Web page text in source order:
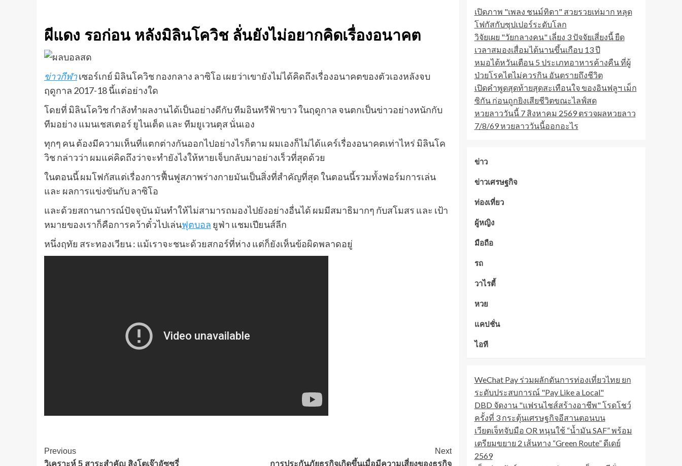
ผีแดง รอก่อน หลังมิลินโควิช ลั่นยังไม่อยากคิดเรื่องอนาคต
ข่าวกีฬาเซอร์เกย์ มิลินโควิช กองกลาง ลาซิโอ เผยว่าเขายังไม่ได้คิดถึงเรื่องอนาคตของตัวเองหลังจบ
ฤดูกาล 2017-18 นี้แต่อย่างใด
โดยที่ มิลินโควิช กำลังทำผลงานได้เป็นอย่างดีกับ ทีมอินทรีฟ้าขาว ในฤดูกาล จน​ตกเป็นข่าวอย่างหนักกับ
ทีมอย่าง แมนเชสเตอร์ ยูไนเต็ด และ ทีมยูเวนตุส นั่นเอง
ทุกๆ คน ต้องมีความเห็นที่แตกต่างกันออกไปอย่างไรก็ตาม ผมเองก็ไม่ได้แคร์เรื่องอนาคตเท่าไหร่ มิลินโค
วิช กล่าวว่า ผมแค่คิดถึงว่าจะทำยังไงให้หายเจ็บกลับมาอย่างเร็วที่สุดด้วย
ในตอนนี้ ผมโฟกัสแต่เรื่องการฟื้นฟูสภาพร่างกายมันเป็นสิ่งที่สำคัญที่สุด ในตอนนี้รวมทั้งฟอร์มการเล่น
และ ผลการแข่งขันกับ ลาซิโอ
และด้วยสถานการณ์ปัจจุบัน มันทำให้ไม่สามารถมองไปยังอย่างอื่นได้ ผมมีสมาธิมากๆ กับสโมสร และ เป้า
หมายของเราก็คือการคว้าตั๋วไปเล่นฟุตบอล ยูฟ่า แชมเปียนส์ลีก
หนึ่งฤทัย สระทองเวียน : แม้เราจะชนะด้วยสกอร์ที่ห่าง แต่ก็ยังเห็นข้อผิดพลาดอยู่
Post
Previous
วิเคราะห์ 5 สาระสำคัญ สิงโตเจ๊าอัซซูรี่
Next
การประกันภัยธุรกิจเกิดขึ้นเมื่อมีความเสี่ยงของธุรกิจ
เปิดภาพ "เพลง ชนม์ทิดา" สวยรวยเท่มาก หลุด
โฟกัสกับซุปเปอร์ระดับโลก
วิจัยเผย "วัยกลางคน" เลี่ยง 3 ปัจจัยเสี่ยงนี้ ยืด
เวลาสมองเสื่อมได้นานขึ้นเกือบ 13 ปี
หมอไต้หวันเตือน 5 ประเภทอาหารค้างคืน ที่ผู้
ป่วยโรคไตไม่ควรกิน อันตรายถึงชีวิต
เปิดคำพูดสุดท้ายสุดสะเทือนใจ ของอินฟลูฯ เม็ก
ซิกัน ก่อนถูกยิงเสียชีวิตขณะไลฟ์สด
หวยลาววันนี้ 7 สิงหาคม 2569 ตรวจผลหวยลาว
7/8/69 หวยลาววันนี้ออกอะไร
ข่าว
ข่าวเศรษฐกิจ
ท่องเที่ยว
ผู้หญิง
มือถือ
รถ
วาไรตี้
หวย
แคปชั่น
ไอที
WeChat Pay ร่วมผลักดันการท่องเที่ยวไทย ยก
ระดับประสบการณ์ "Pay Like a Local"
DBD จัดงาน "แฟรนไชส์สร้างอาชีพ" โรดโชว์
ครั้งที่ 3 กระตุ้นเศรษฐกิจอีสานตอนบน
เวียตเจ็ทจับมือ OR หนุนใช้ “น้ำมัน SAF” พร้อม
เตรียมขยาย 2 เส้นทาง “Green Route” ดีเดย์
2569